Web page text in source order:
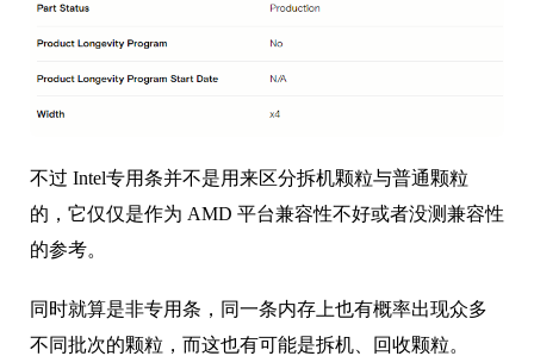
不过 Intel专用条并不是用来区分拆机颗粒与普通颗粒
的，它仅仅是作为 AMD 平台兼容性不好或者没测兼容性
的参考。
同时就算是非专用条，同一条内存上也有概率出现众多
不同批次的颗粒，而这也有可能是拆机、回收颗粒。